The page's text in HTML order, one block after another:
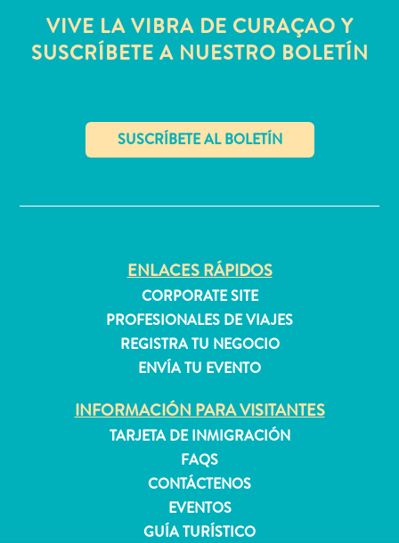
nocturna
entretenimiento
quedarse?
VIVE LA VIBRA DE CURAÇAO Y
SUSCRÍBETE A NUESTRO BOLETÍN
ENLACES RÁPIDOS
CORPORATE SITE
PROFESIONALES DE VIAJES
REGISTRA TU NEGOCIO
ENVÍA TU EVENTO
INFORMACIÓN PARA VISITANTES
TARJETA DE INMIGRACIÓN
FAQS
CONTÁCTENOS
EVENTOS
GUÍA TURÍSTICO